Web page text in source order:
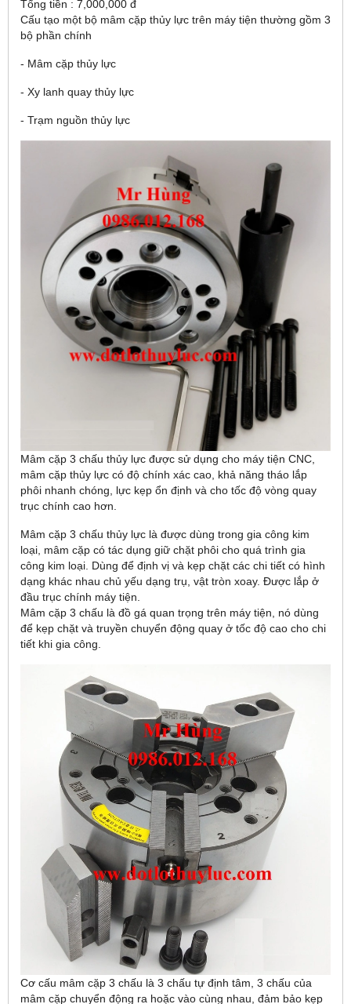
Tổng tiền : 7,000,000 đ
Cấu tạo một bộ mâm cặp thủy lực trên máy tiện thường gồm 3
bộ phần chính
- Mâm cặp thủy lực
- Xy lanh quay thủy lực
- Trạm nguồn thủy lực
Mâm cặp 3 chấu thủy lực được sử dụng cho máy tiện CNC,
mâm cặp thủy lực có độ chính xác cao, khả năng tháo lắp
phôi nhanh chóng, lực kẹp ổn định và cho tốc độ vòng quay
trục chính cao hơn.
Mâm cặp 3 chấu thủy lực là được dùng trong gia công kim
loại, mâm cặp có tác dụng giữ chặt phôi cho quá trình gia
công kim loại. Dùng để định vị và kẹp chặt các chi tiết có hình
dạng khác nhau chủ yếu dạng trụ, vật tròn xoay. Được lắp ở
đầu trục chính máy tiện.
Mâm cặp 3 chấu là đồ gá quan trọng trên máy tiện, nó dùng
để kẹp chặt và truyền chuyển động quay ở tốc độ cao cho chi
tiết khi gia công.
Cơ cấu mâm cặp 3 chấu là 3 chấu tự định tâm, 3 chấu của
mâm cặp chuyển động ra hoặc vào cùng nhau, đảm bảo kẹp